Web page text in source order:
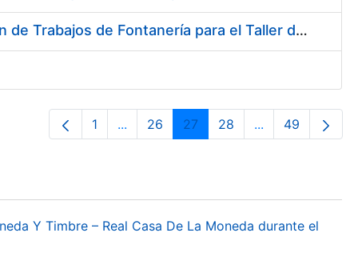
Contratación del Servicio de Asistencia Técnica para la Realización de Trabajos de Fontanería para el Taller de Mantenimiento de la Fábrica de Papel de Burgos durante el año 2017
Página
1 ...Páginas intermedias Use TAB para
Página
26 Página
27 Página
28 ...PáginasPágina
49
Y Timbre – Real Casa De La Moneda durante el